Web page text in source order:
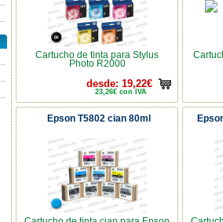
Cartucho de tinta para Stylus
Photo R2000
desde: 19,22€
23,26€ con IVA
Epson T5802 cian 80ml